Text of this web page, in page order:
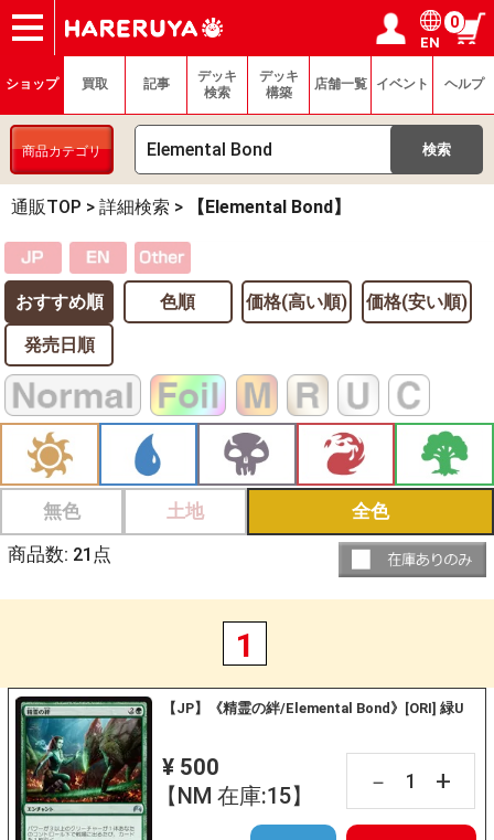
ショップ
買取
記事
デッキ検索
デッキ構築
選手一覧
店舗一覧
イベント
ヘルプ
お問い合わせ ログイン／会員登録
マイページ
EN
0
ショップ 買取 記事
デッキ
検索
デッキ
構築
店舗一覧 イベント ヘルプ
商品カテゴリ
通販TOP > 詳細検索 > 【Elemental Bond】
おすすめ順 色順 価格(高い順) 価格(安い順)
発売日順
無色 土地 全色
商品数: 21 点
1
【JP】《精霊の絆/Elemental Bond》[ORI] 緑U
¥ 500
【NM 在庫:15】
－ +